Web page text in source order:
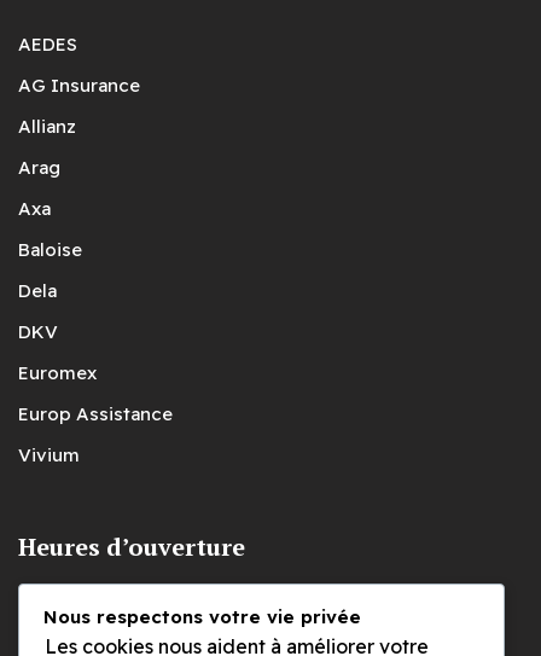
AEDES
AG Insurance
Allianz
Arag
Axa
Baloise
Dela
DKV
Euromex
Europ Assistance
Vivium
Heures d’ouverture
Lundi
Nous respectons votre vie privée
Les cookies nous aident à améliorer votre